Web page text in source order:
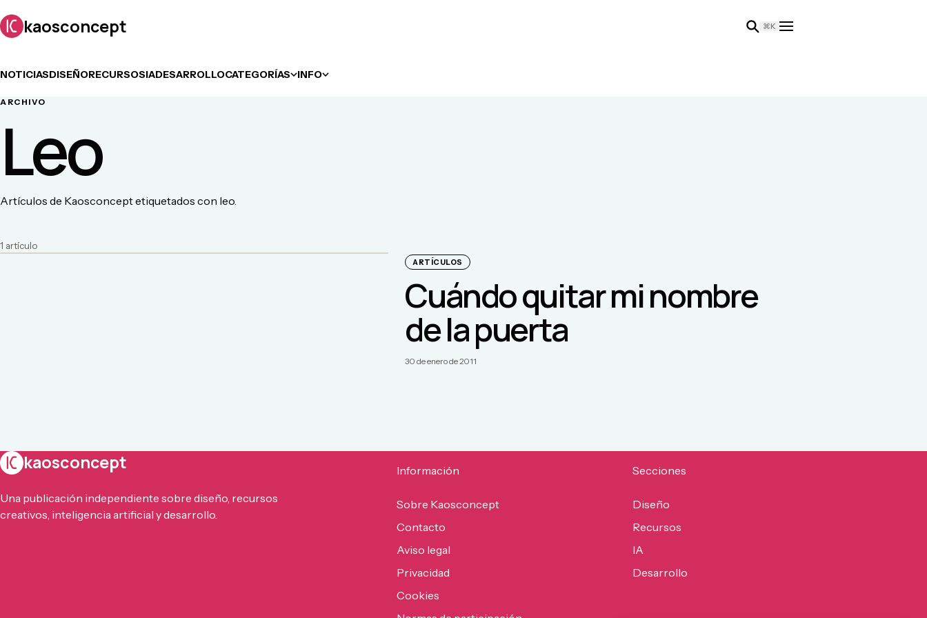
kaosconcept ⌘K
NOTICIASDISEÑORECURSOSIADESARROLLOCATEGORÍAS INFO
ARCHIVO
Leo
Artículos de Kaosconcept etiquetados con leo.
1 artículo
ARTÍCULOS
Cuándo quitar mi nombre
de la puerta
30 de enero de 2011
kaosconcept
Una publicación independiente sobre diseño, recursos
creativos, inteligencia artificial y desarrollo.
Información
Sobre Kaosconcept
Contacto
Aviso legal
Privacidad
Cookies
Secciones
Diseño
Recursos
IA
Desarrollo